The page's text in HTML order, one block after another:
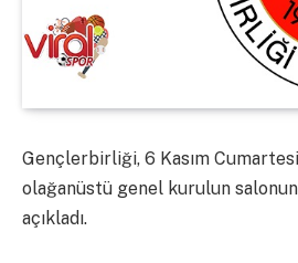
Gençlerbirliği, 6 Kasım
olağanüstü genel kurulun
açıkladı.